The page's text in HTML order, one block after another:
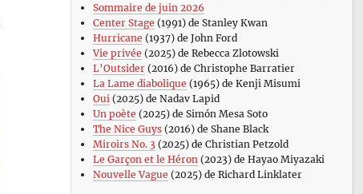
Sommaire de juin 2026
Center Stage (1991) de Stanley Kwan
Hurricane (1937) de John Ford
Vie privée (2025) de Rebecca Zlotowski
L’Outsider(2016) de Christophe Barratier
La Lame diabolique (1965) de Kenji Misumi
Oui(2025) de Nadav Lapid
Un poète (2025) de Simón Mesa Soto
The Nice Guys(2016) de Shane Black
Miroirs No. 3 (2025) de Christian Petzold
Le Garçon et le Héron(2023) de Hayao Miyazaki
Nouvelle Vague (2025) de Richard Linklater